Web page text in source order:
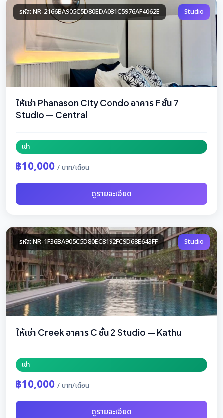
รหัส: NR-2166BA905C5D80EDA081C5976AF4062E Studio
ให้เช่า Phanason City Condo อาคาร F ชั้น 7
Studio — Central
เช่า
฿10,000 / บาท/เดือน
ดูรายละเอียด
รหัส: NR-1F36BA905C5D80EC8192FC9D68E643FF Studio
ให้เช่า Creek อาคาร C ชั้น 2 Studio — Kathu
เช่า
฿10,000 / บาท/เดือน
ดูรายละเอียด